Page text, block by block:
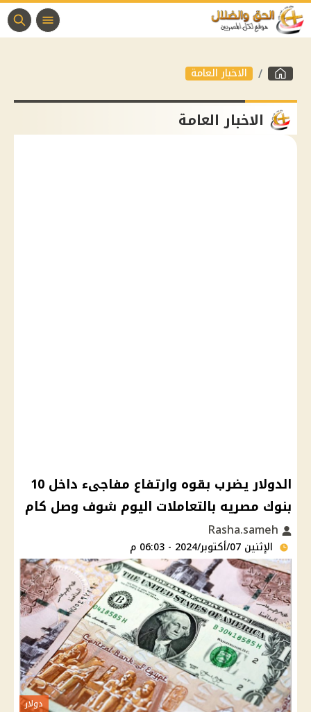
الاخبار العامة
الاخبار العامة
الدولار يضرب بقوه وارتفاع مفاجىء داخل 10
بنوك مصريه بالتعاملات اليوم شوف وصل كام
الإثنين 07/أكتوبر/2024 - 06:03 م
دولار